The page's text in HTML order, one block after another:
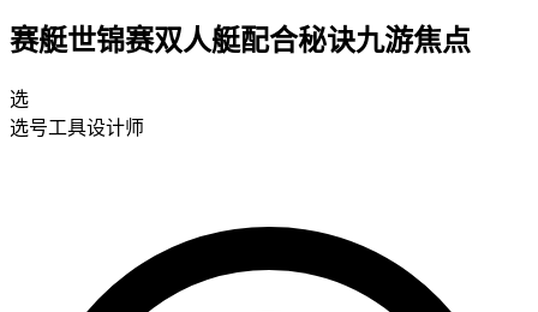
赛艇世锦赛双人艇配合秘诀九游焦点
选
选号工具设计师